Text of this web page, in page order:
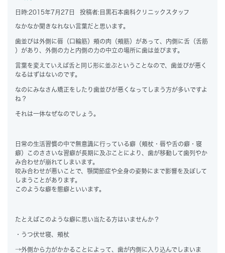
日時:2015年7月27日 投稿者: 目黒石本歯科クリニックスタッフ
なかなか聞きなれない言葉だと思います。
歯並びは外側に唇（口輪筋）頬の肉（頬筋）があって、内側に舌（舌筋
）があり、外側の力と内側の力の中立の場所に歯は並びます。
言葉を変えていえば舌と同じ形に並ぶということなので、歯並びが悪く
なるはずはないのです。
なのにみなさん矯正をしたり歯並びが悪くなってしまう方が多いですよ
ね？
それは一体なぜなのでしょう。
日常の生活習慣の中で無意識に行っている癖（頬杖・唇や舌の癖・寝
癖）このささいな習癖が長期に及ぶことにより、歯が移動して歯列やか
み合わせが崩れてしまいます。
咬み合わせが悪いことで、顎関節症や全身の姿勢にまで影響を及ぼして
しまうことがあります。
このような癖を態癖といいます。
たとえばこのような癖に思い当たる方はいませんか？
・うつ伏せ寝、頬杖
→外側から力がかかることによって、歯が内側に入り込んでしまいま